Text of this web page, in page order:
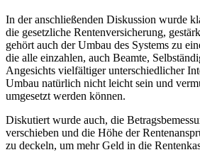
In der anschließenden Diskussion wurde
die gesetzliche Rentenversicherung,
gehört auch der Umbau des Systems zu
die alle einzahlen, auch Beamte,
Angesichts vielfältiger unterschiedlicher
Umbau natürlich nicht leicht sein und
umgesetzt werden können.
Diskutiert wurde auch, die
verschieben und die Höhe der
zu deckeln, um mehr Geld in die